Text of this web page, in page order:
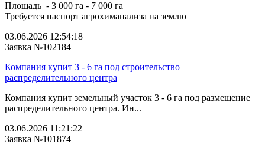
Площадь - 3 000 га - 7 000 га
Требуется паспорт агрохиманализа на землю
03.06.2026 12:54:18
Заявка №102184
Компания купит 3 - 6 га под строительство
распределительного центра
Компания купит земельный участок 3 - 6 га под размещение
распределительного центра. Ин...
03.06.2026 11:21:22
Заявка №101874